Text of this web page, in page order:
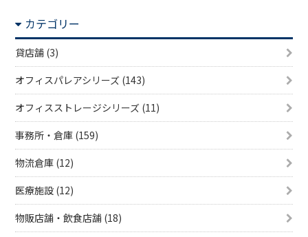
カテゴリー
貸店舗 (3)
オフィスパレアシリーズ (143)
オフィスストレージシリーズ (11)
事務所・倉庫 (159)
物流倉庫 (12)
医療施設 (12)
物販店舗・飲食店舗 (18)